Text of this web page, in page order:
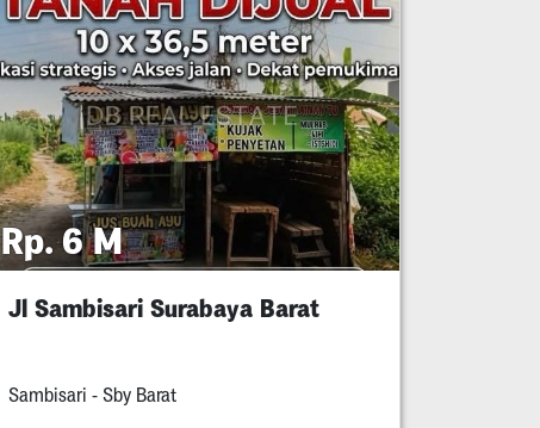
Rp. 6 M
Jl Sambisari Surabaya Barat
Sambisari - Sby Barat